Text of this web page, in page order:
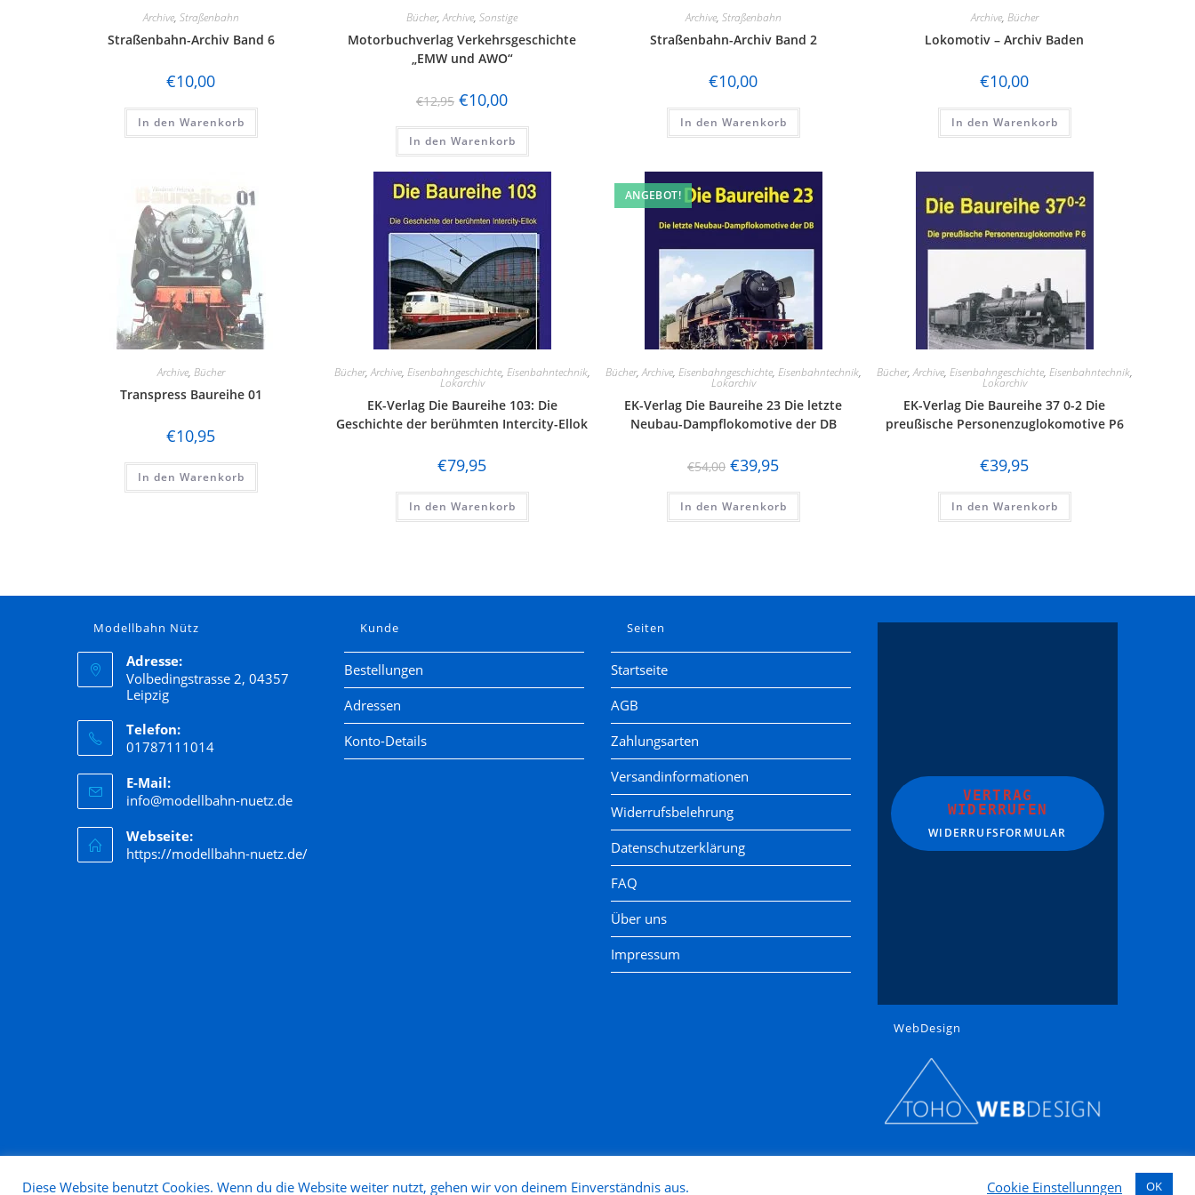
Archive, Straßenbahn
Straßenbahn-Archiv Band 6
€10,00
In den Warenkorb
Bücher,Archive, Sonstige
Motorbuchverlag Verkehrsgeschichte
„EMW und AWO“
€12,95 €10,00
In den Warenkorb
Archive, Straßenbahn
Straßenbahn-Archiv Band 2
€10,00
In den Warenkorb
Archive, Bücher
Lokomotiv – Archiv Baden
€10,00
In den Warenkorb
Archive, Bücher
Transpress Baureihe 01
€10,95
In den Warenkorb
Bücher,Archive, Eisenbahngeschichte, Eisenbahntechnik,
Lokarchiv
EK-Verlag Die Baureihe 103: Die
Geschichte der berühmten Intercity-Ellok
€79,95
In den Warenkorb
ANGEBOT!
Bücher,Archive, Eisenbahngeschichte, Eisenbahntechnik,
Lokarchiv
EK-Verlag Die Baureihe 23 Die letzte
Neubau-Dampflokomotive der DB
€54,00 €39,95
In den Warenkorb
Bücher,Archive, Eisenbahngeschichte, Eisenbahntechnik,
Lokarchiv
EK-Verlag Die Baureihe 37 0-2 Die
preußische Personenzuglokomotive P6
€39,95
In den Warenkorb
Modellbahn Nütz
Adresse:
Volbedingstrasse 2, 04357
Leipzig
Telefon:
01787111014
E-Mail:
info@modellbahn-nuetz.de
Webseite:
https://modellbahn-nuetz.de/
Kunde
Bestellungen
Adressen
Konto-Details
Seiten
Startseite
AGB
Zahlungsarten
Versandinformationen
Widerrufsbelehrung
Datenschutzerklärung
FAQ
Über uns
Impressum
VERTRAG
WIDERRUFEN
WIDERRUFSFORMULAR
WebDesign
Diese Website benutzt Cookies. Wenn du die Website weiter nutzt, gehen wir von deinem Einverständnis aus. Cookie Einstellunngen OK